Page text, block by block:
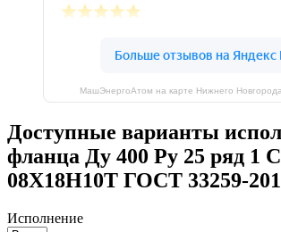
МашЭнергоАтом на карте Нижнего
Доступные варианты
фланца Ду 400 Ру 25 ряд 1
08Х18Н10Т ГОСТ 33259-
Исполнение